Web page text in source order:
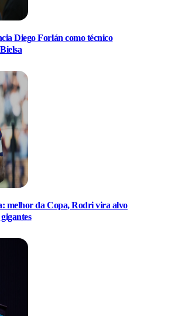
Diego Forlán como técnico
melhor da Copa, Rodri vira alvo